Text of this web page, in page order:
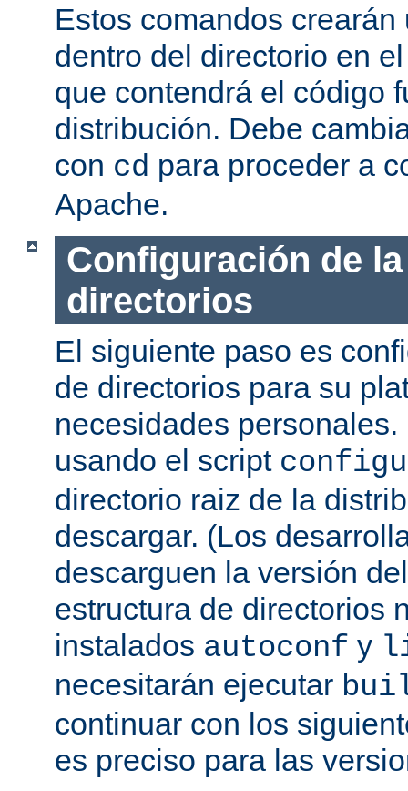
Estos comandos
dentro del directorio en
que contendrá el código
distribución. Debe
con cd para proceder a
Apache.
Configuración de
directorios
El siguiente paso es
de directorios para su
necesidades
usando el script
directorio raiz de la
descargar. (Los
descarguen la versión
estructura de directorios
instalados autoconf y
necesitarán ejecutar
continuar con los
es preciso para las